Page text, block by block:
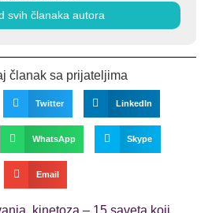
svih članaka autora
članak sa prijateljima
Twitter LinkedIn
WhatsApp Skype
Email